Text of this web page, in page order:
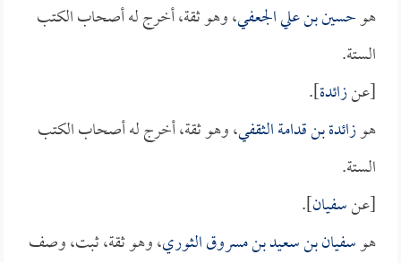
هوحسين بن علي الجعفي، وهو ثقة، أخرج له أصحاب الكتب
الستة.
[عنزائدة].
هوزائدة بن قدامة الثقفي، وهو ثقة، أخرج له أصحاب الكتب
الستة.
[عنسفيان].
هوسفيان بن سعيد بن مسروق الثوري، وهو ثقة، ثبت، وصف